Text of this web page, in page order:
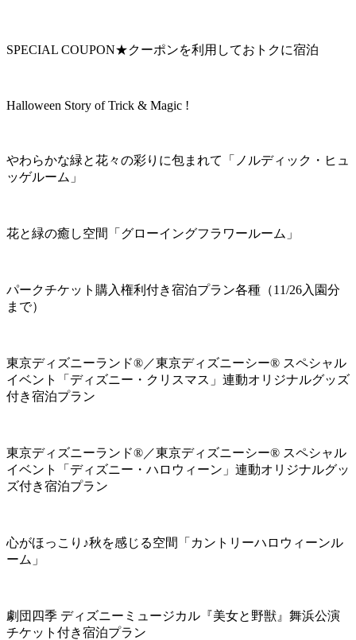
SPECIAL COUPON★クーポンを利用しておトクに宿泊
Halloween Story of Trick & Magic !
やわらかな緑と花々の彩りに包まれて「ノルディック・ヒュ
ッゲルーム」
花と緑の癒し空間「グローイングフラワールーム」
パークチケット購入権利付き宿泊プラン各種（11/26入園分
まで）
東京ディズニーランド®／東京ディズニーシー® スペシャル
イベント「ディズニー・クリスマス」連動オリジナルグッズ
付き宿泊プラン
東京ディズニーランド®／東京ディズニーシー® スペシャル
イベント「ディズニー・ハロウィーン」連動オリジナルグッ
ズ付き宿泊プラン
心がほっこり♪秋を感じる空間「カントリーハロウィーンル
ーム」
劇団四季 ディズニーミュージカル『美女と野獣』舞浜公演
チケット付き宿泊プラン